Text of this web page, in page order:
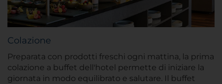
Colazione
Preparata con prodotti freschi ogni mattina, la prima
colazione a buffet dell'hotel permette di iniziare la
giornata in modo equilibrato e salutare. Il buffet